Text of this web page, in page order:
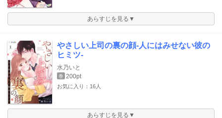
あらすじを見る▼
やさしい上司の裏の顔-人にはみせない彼の
ヒミツ-
水乃いと
巻 200pt
お気に入り：16人
あらすじを見る▼